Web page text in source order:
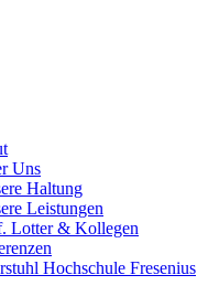
Uns
Haltung
Leistungen
Lotter & Kollegen
Hochschule Fresenius